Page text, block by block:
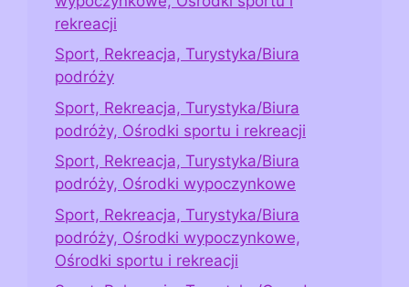
rekreacji
Sport, Rekreacja, Turystyka/Biura
podróży
Sport, Rekreacja, Turystyka/Biura
podróży, Ośrodki sportu i rekreacji
Sport, Rekreacja, Turystyka/Biura
podróży, Ośrodki wypoczynkowe
Sport, Rekreacja, Turystyka/Biura
podróży, Ośrodki wypoczynkowe,
Ośrodki sportu i rekreacji